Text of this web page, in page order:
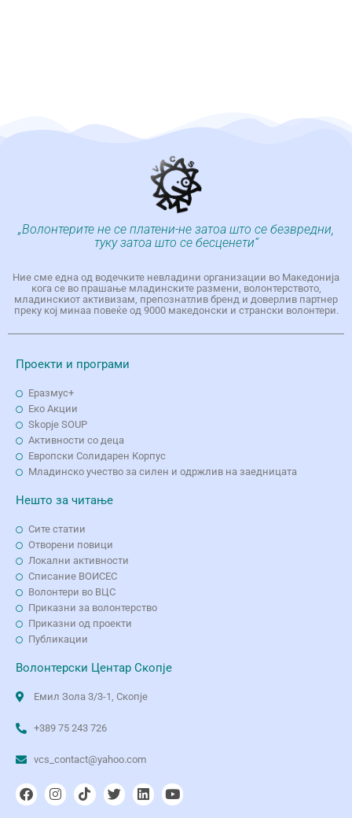
„Волонтерите не се платени-не затоа што се безвредни,
туку затоа што се бесценети“
Ние сме една од водечките невладини организации во Македонија
кога се во прашање младинските размени, волонтерството,
младинскиот активизам, препознатлив бренд и доверлив партнер
преку кој минаа повеќе од 9000 македонски и странски волонтери.
Проекти и програми
Еразмус+
Еко Aкции
Skopje SOUP
Активности со деца
Европски Солидарен Корпус
Младинско учество за силен и одржлив на заедницата
Нешто за читање
Сите статии
Отворени повици
Локални активности
Списание ВОИСЕС
Волонтери во ВЦС
Приказни за волонтерство
Приказни од проекти
Публикации
Волонтерски Центар Скопје
Емил Зола 3/3-1, Скопје
+389 75 243 726
vcs_contact@yahoo.com